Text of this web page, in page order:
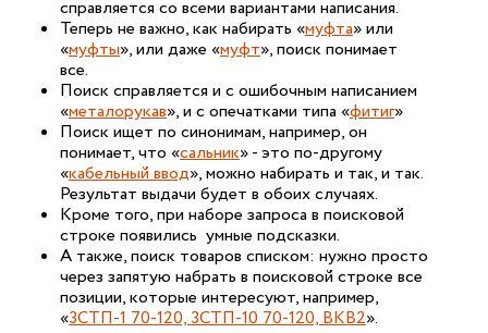
справляется со всеми вариантами написания.
Теперь не важно, как набирать «муфта» или
«муфты», или даже «муфт», поиск понимает
все.
Поиск справляется и с ошибочным написанием
«металорукав», и с опечатками типа «фитиг»
Поиск ищет по синонимам, например, он
понимает, что «сальник» - это по-другому
«кабельный ввод», можно набирать и так, и так.
Результат выдачи будет в обоих случаях.
Кроме того, при наборе запроса в поисковой
строке появились умные подсказки.
А также, поиск товаров списком: нужно просто
через запятую набрать в поисковой строке все
позиции, которые интересуют, например,
«3СТП-1 70-120, 3СТП-10 70-120, ВКВ2».